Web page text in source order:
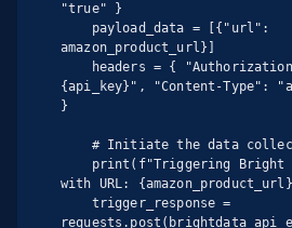
"true" }
amazon_product_url}]
{api_key}", "Content-Type":
}
with URL: